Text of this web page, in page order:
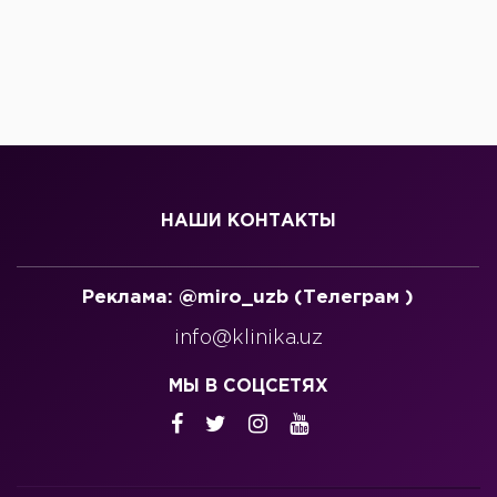
НАШИ КОНТАКТЫ
Реклама: @miro_uzb (Телеграм )
info@klinika.uz
МЫ В СОЦСЕТЯХ